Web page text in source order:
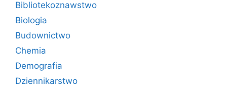
Bibliotekoznawstwo
Biologia
Budownictwo
Chemia
Demografia
Dziennikarstwo